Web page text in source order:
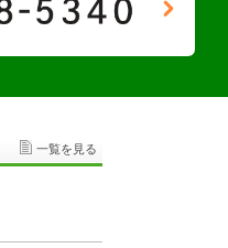
一覧を見る